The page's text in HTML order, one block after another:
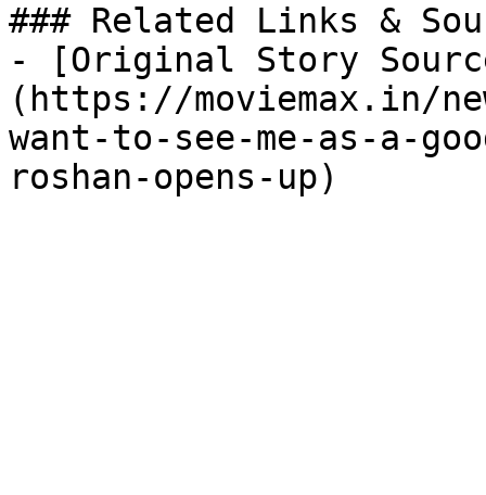
### Related Links &
- [Original Story
(https://moviemax.in/
want-to-see-me-as-a-
roshan-opens-up)